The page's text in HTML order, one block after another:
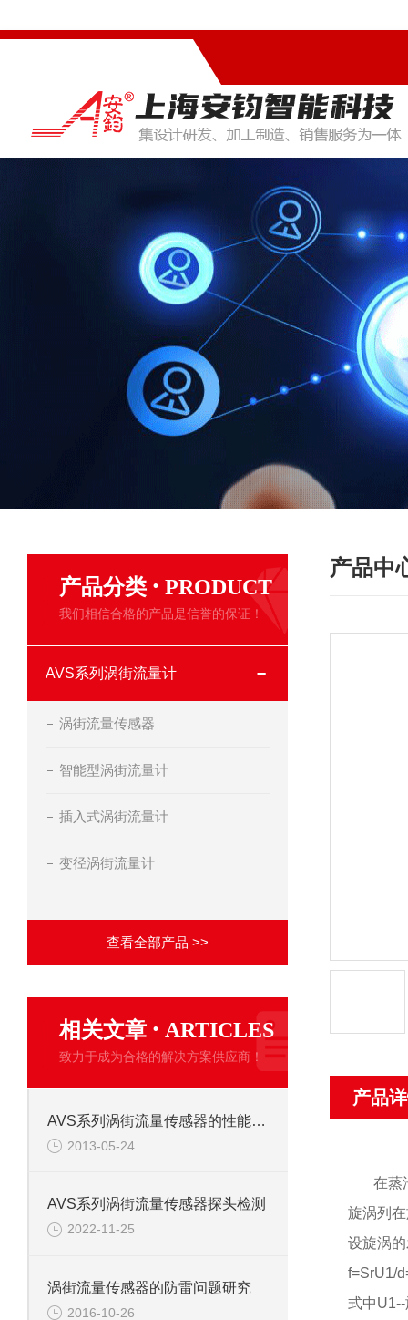
产品分类 · PRODUCT
我们相信合格的产品是信誉的保证！
AVS系列涡街流量计
涡街流量传感器
智能型涡街流量计
插入式涡街流量计
变径涡街流量计
查看全部产品 >>
相关文章 · ARTICLES
致力于成为合格的解决方案供应商！
AVS系列涡街流量传感器的性能特点
2013-05-24
AVS系列涡街流量传感器探头检测
2022-11-25
涡街流量传感器的防雷问题研究
2016-10-26
产品中
产品
在蒸
旋涡列
设旋涡
f=SrU1/
式中